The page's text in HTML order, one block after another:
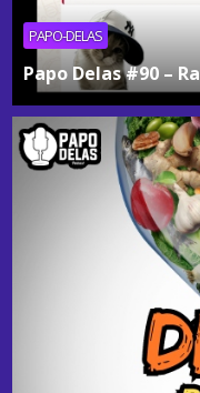
PAPO-DELAS
Papo Delas #90 –